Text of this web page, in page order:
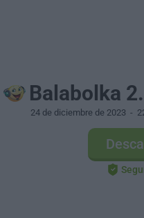
Balabolka
24 de diciembre de 2023 -